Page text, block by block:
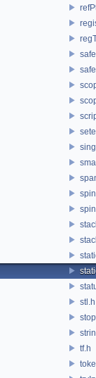
stl.h
tf.h